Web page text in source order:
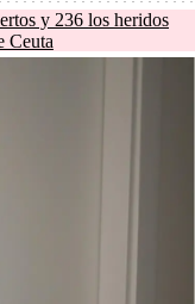
y 236 los heridos
Ceuta